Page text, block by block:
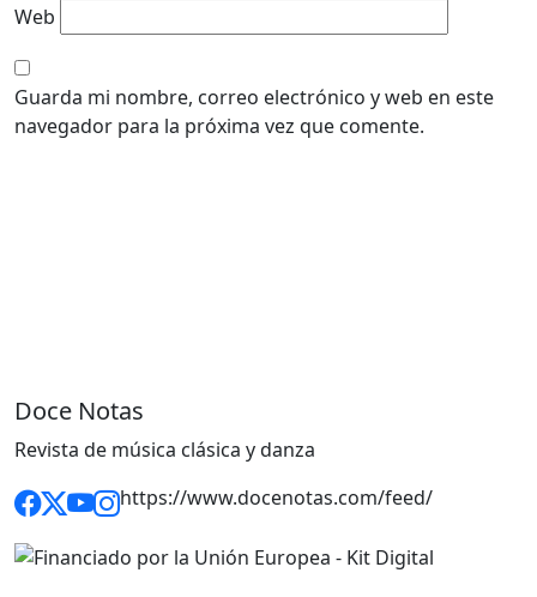
Web
Guarda mi nombre, correo electrónico y web en este
navegador para la próxima vez que comente.
Doce Notas
Revista de música clásica y danza
https://www.docenotas.com/feed/